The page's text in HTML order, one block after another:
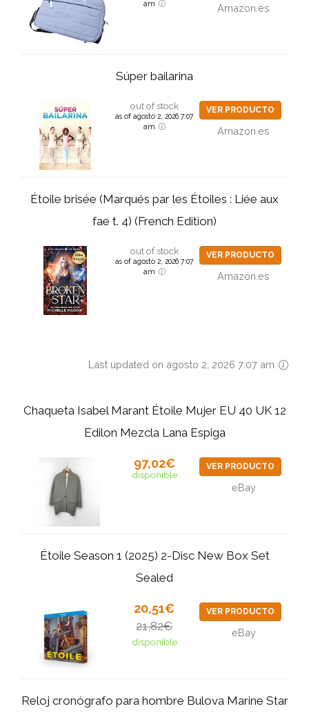
am Amazon.es
Súper bailarina
out of stock
as of agosto 2, 2026 7:07
am
VER PRODUCTO
Amazon.es
Étoile brisée (Marqués par les Étoiles : Liée aux
fae t. 4) (French Edition)
out of stock
as of agosto 2, 2026 7:07
am
VER PRODUCTO
Amazon.es
Last updated on agosto 2, 2026 7:07 am
Chaqueta Isabel Marant Étoile Mujer EU 40 UK 12
Edilon Mezcla Lana Espiga
97,02€
disponible
VER PRODUCTO
eBay
Étoile Season 1 (2025) 2-Disc New Box Set
Sealed
20,51€
21,82€
disponible
VER PRODUCTO
eBay
Reloj cronógrafo para hombre Bulova Marine Star